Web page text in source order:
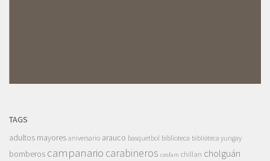
TAGS
adultos mayores aniversario arauco basquetbol biblioteca biblioteca yungay
bomberos campanario carabineros cesfam chillan cholguán